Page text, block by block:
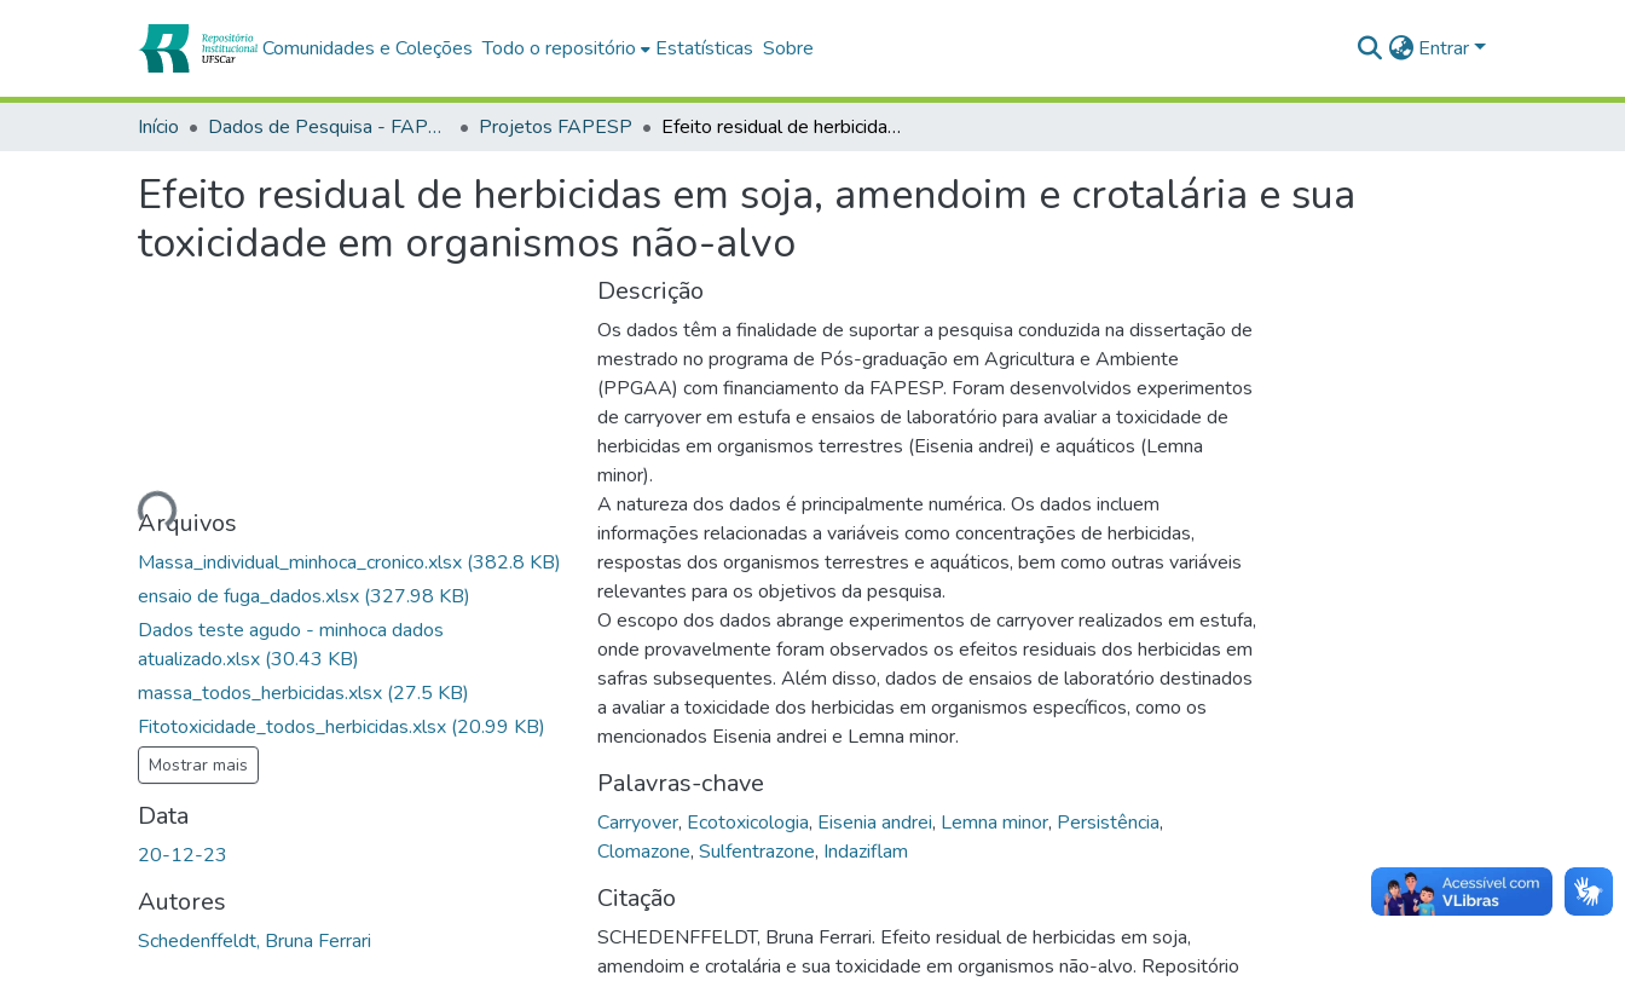
Comunidades e Coleções Todo o repositório Estatísticas Sobre Entrar
Início Dados de Pesquisa - FAPESP Projetos FAPESP Efeito residual de herbicidas em soja, amendoim e crotalária e sua toxicidade em organismos não-alvo
Efeito residual de herbicidas em soja, amendoim e crotalária e sua
toxicidade em organismos não-alvo
Carregando...
Arquivos
Massa_individual_minhoca_cronico.xlsx (382.8 KB)
ensaio de fuga_dados.xlsx (327.98 KB)
Dados teste agudo - minhoca dados
atualizado.xlsx (30.43 KB)
massa_todos_herbicidas.xlsx (27.5 KB)
Fitotoxicidade_todos_herbicidas.xlsx (20.99 KB)
Mostrar mais
Data
20-12-23
Autores
Schedenffeldt, Bruna Ferrari
Descrição
Os dados têm a finalidade de suportar a pesquisa conduzida na dissertação de
mestrado no programa de Pós-graduação em Agricultura e Ambiente
(PPGAA) com financiamento da FAPESP. Foram desenvolvidos experimentos
de carryover em estufa e ensaios de laboratório para avaliar a toxicidade de
herbicidas em organismos terrestres (Eisenia andrei) e aquáticos (Lemna
minor).
A natureza dos dados é principalmente numérica. Os dados incluem
informações relacionadas a variáveis como concentrações de herbicidas,
respostas dos organismos terrestres e aquáticos, bem como outras variáveis
relevantes para os objetivos da pesquisa.
O escopo dos dados abrange experimentos de carryover realizados em estufa,
onde provavelmente foram observados os efeitos residuais dos herbicidas em
safras subsequentes. Além disso, dados de ensaios de laboratório destinados
a avaliar a toxicidade dos herbicidas em organismos específicos, como os
mencionados Eisenia andrei e Lemna minor.
Palavras-chave
Carryover, Ecotoxicologia, Eisenia andrei, Lemna minor, Persistência,
Clomazone, Sulfentrazone, Indaziflam
Citação
SCHEDENFFELDT, Bruna Ferrari. Efeito residual de herbicidas em soja,
amendoim e crotalária e sua toxicidade em organismos não-alvo. Repositório